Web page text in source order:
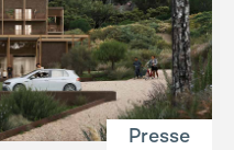
Presse